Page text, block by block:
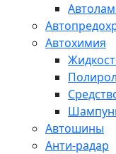
Автохимия
Автошины
Анти-радар